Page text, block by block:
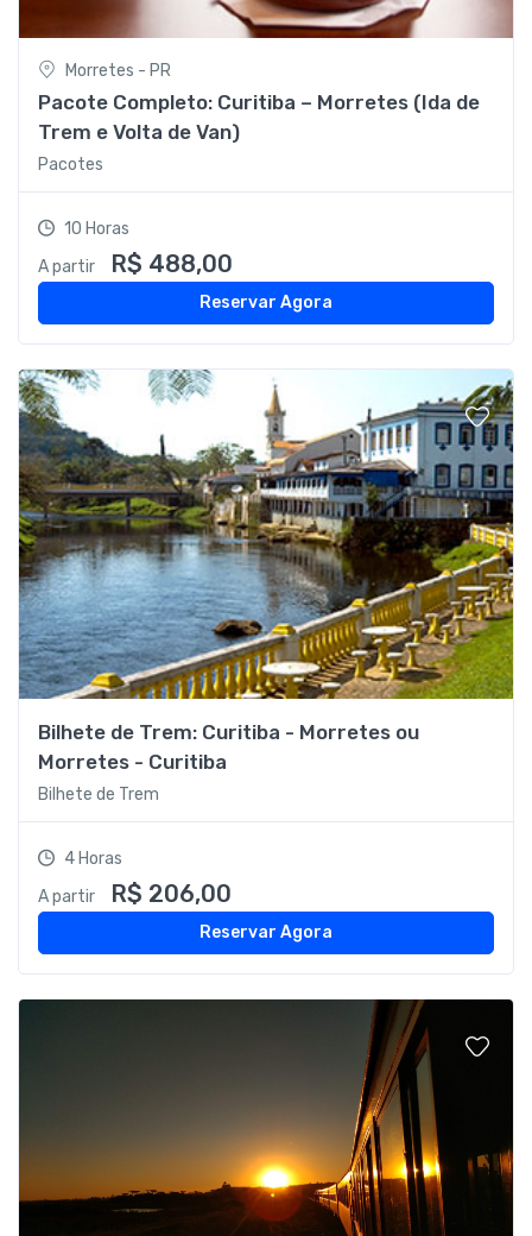
Morretes - PR
Pacote Completo: Curitiba – Morretes (Ida de
Trem e Volta de Van)
Pacotes
10 Horas
A partir
R$ 488,00
Reservar Agora
Bilhete de Trem: Curitiba - Morretes ou
Morretes - Curitiba
Bilhete de Trem
4 Horas
A partir
R$ 206,00
Reservar Agora